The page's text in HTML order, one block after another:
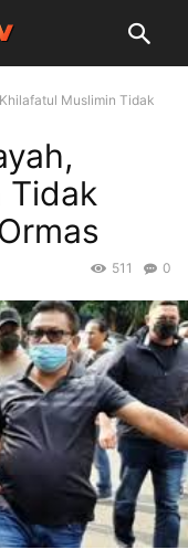
Muslimin Tidak
Tidak
0
511